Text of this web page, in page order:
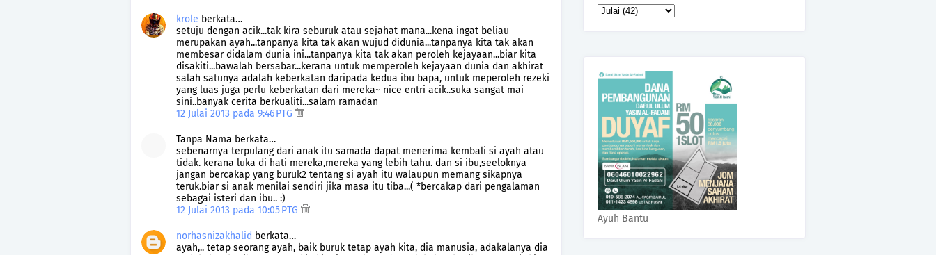
krole berkata…
setuju dengan acik...tak kira seburuk atau sejahat mana...kena ingat beliau
merupakan ayah...tanpanya kita tak akan wujud didunia...tanpanya kita tak akan
membesar didalam dunia ini...tanpanya kita tak akan peroleh kejayaan...biar kita
disakiti...bawalah bersabar...kerana untuk memperoleh kejayaan dunia dan akhirat
salah satunya adalah keberkatan daripada kedua ibu bapa, untuk meperoleh rezeki
yang luas juga perlu keberkatan dari mereka~ nice entri acik..suka sangat mai
sini..banyak cerita berkualiti...salam ramadan
12 Julai 2013 pada 9:46 PTG
Tanpa Nama berkata…
sebenarnya terpulang dari anak itu samada dapat menerima kembali si ayah atau
tidak. kerana luka di hati mereka,mereka yang lebih tahu. dan si ibu,seeloknya
jangan bercakap yang buruk2 tentang si ayah itu walaupun memang sikapnya
teruk.biar si anak menilai sendiri jika masa itu tiba...( *bercakap dari pengalaman
sebagai isteri dan ibu.. :)
12 Julai 2013 pada 10:05 PTG
norhasnizakhalid berkata…
ayah,.. tetap seorang ayah, baik buruk tetap ayah kita, dia manusia, adakalanya dia
Ayuh Bantu